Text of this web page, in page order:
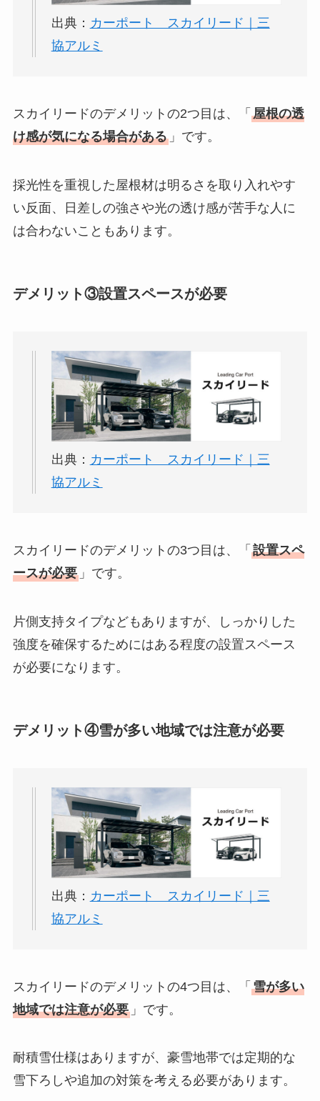
出典： カーポート スカイリード｜三
協アルミ
スカイリードのデメリットの2つ目は、「 屋根の透
け感が気になる場合がある」です。
採光性を重視した屋根材は明るさを取り入れやす
い反面、日差しの強さや光の透け感が苦手な人に
は合わないこともあります。
デメリット③設置スペースが必要
出典： カーポート スカイリード｜三
協アルミ
スカイリードのデメリットの3つ目は、「 設置スペ
ースが必要」です。
片側支持タイプなどもありますが、しっかりした
強度を確保するためにはある程度の設置スペース
が必要になります。
デメリット④雪が多い地域では注意が必要
出典： カーポート スカイリード｜三
協アルミ
スカイリードのデメリットの4つ目は、「 雪が多い
地域では注意が必要」です。
耐積雪仕様はありますが、豪雪地帯では定期的な
雪下ろしや追加の対策を考える必要があります。